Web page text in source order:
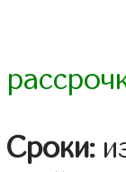
Сроки: